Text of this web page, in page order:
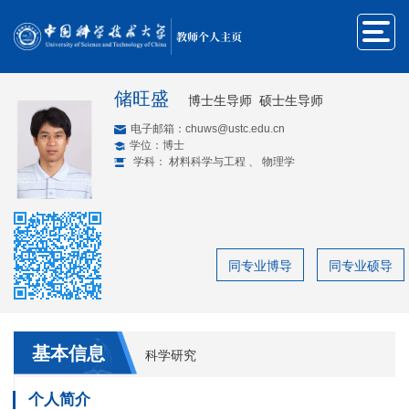
教师个人主页
储旺盛 博士生导师 硕士生导师
电子邮箱： chuws@ustc.edu.cn
学位：博士
学科： 材料科学与工程 、 物理学
同专业博导 同专业硕导
基本信息 科学研究
个人简介